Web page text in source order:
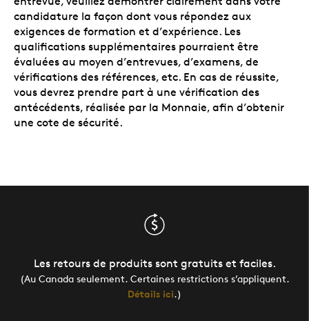
candidature la façon dont vous répondez aux
exigences de formation et d’expérience. Les
qualifications supplémentaires pourraient être
évaluées au moyen d’entrevues, d’examens, de
vérifications des références, etc. En cas de réussite,
vous devrez prendre part à une vérification des
antécédents, réalisée par la Monnaie, afin d’obtenir
une cote de sécurité.
Les retours de produits sont gratuits et faciles.
(Au Canada seulement. Certaines restrictions s’appliquent.
Détails ici.)